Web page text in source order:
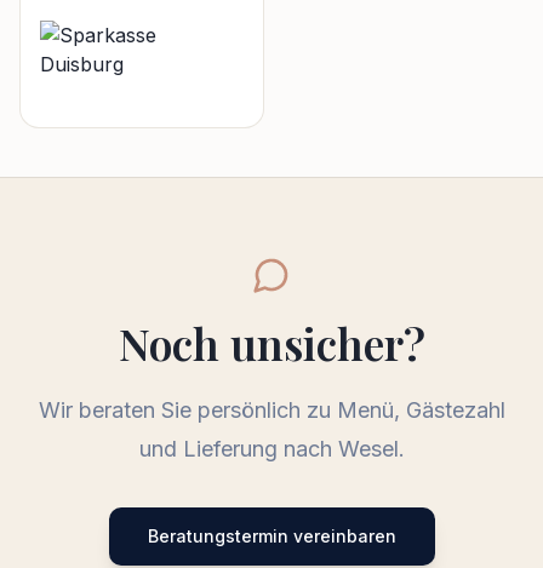
Noch unsicher?
Wir beraten Sie persönlich zu Menü, Gästezahl
und Lieferung nach Wesel.
Beratungstermin vereinbaren